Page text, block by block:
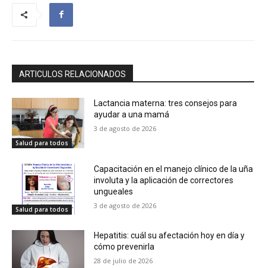
ARTICULOS RELACIONADOS
Salud para todos
Lactancia materna: tres consejos para
ayudar a una mamá
3 de agosto de 2026
Salud para todos
Capacitación en el manejo clínico de la uña
involuta y la aplicación de correctores
ungueales
3 de agosto de 2026
Hepatitis: cuál su afectación hoy en día y
cómo prevenirla
28 de julio de 2026